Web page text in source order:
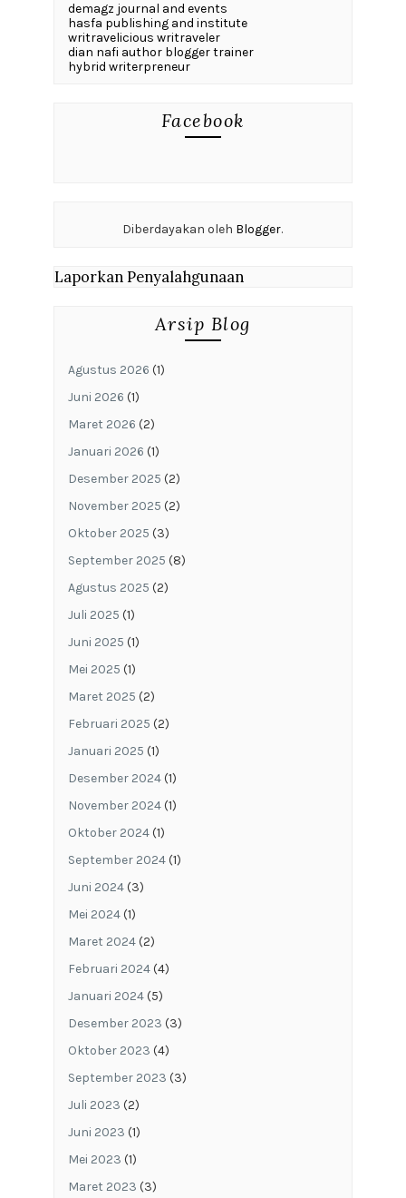
demagz journal and events
hasfa publishing and institute
writravelicious writraveler
dian nafi author blogger trainer
hybrid writerpreneur
Facebook
Diberdayakan oleh Blogger.
Laporkan Penyalahgunaan
Arsip Blog
Agustus 2026 (1)
Juni 2026 (1)
Maret 2026 (2)
Januari 2026 (1)
Desember 2025 (2)
November 2025 (2)
Oktober 2025 (3)
September 2025 (8)
Agustus 2025 (2)
Juli 2025 (1)
Juni 2025 (1)
Mei 2025 (1)
Maret 2025 (2)
Februari 2025 (2)
Januari 2025 (1)
Desember 2024(1)
November 2024(1)
Oktober 2024(1)
September 2024(1)
Juni 2024(3)
Mei 2024(1)
Maret 2024(2)
Februari 2024(4)
Januari 2024(5)
Desember 2023 (3)
Oktober 2023 (4)
September 2023 (3)
Juli 2023 (2)
Juni 2023 (1)
Mei 2023 (1)
Maret 2023 (3)